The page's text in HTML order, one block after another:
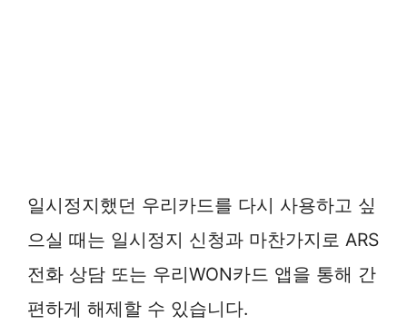
일시정지했던 우리카드를 다시 사용하고 싶
으실 때는 일시정지 신청과 마찬가지로 ARS
전화 상담 또는 우리WON카드 앱을 통해 간
편하게 해제할 수 있습니다.